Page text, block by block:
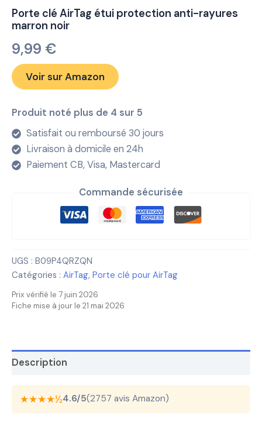
Porte clé AirTag étui protection anti-rayures
marron noir
9,99 €
Voir sur Amazon
Produit noté plus de 4 sur 5
Satisfait ou remboursé 30 jours
Livraison à domicile en 24h
Paiement CB, Visa, Mastercard
Commande sécurisée
UGS : B09P4QRZQN
Catégories : AirTag, Porte clé pour AirTag
Prix vérifié le 7 juin 2026
Fiche mise à jour le 21 mai 2026
Description
★★★★½4.6/5(2757 avis Amazon)